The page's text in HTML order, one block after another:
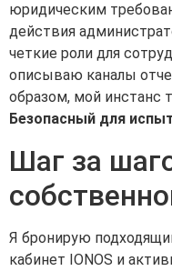
юридическим
действия
четкие роли для
описываю каналы
образом, мой инстанс
Безопасный для
Шаг за
Я бронирую
кабинет IONOS и